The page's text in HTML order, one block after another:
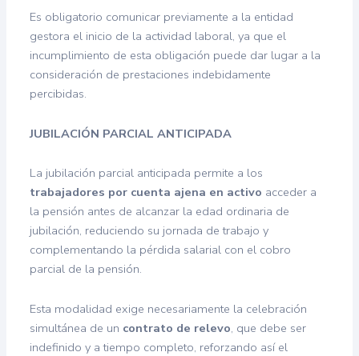
Es obligatorio comunicar previamente a la entidad
gestora el inicio de la actividad laboral, ya que el
incumplimiento de esta obligación puede dar lugar a la
consideración de prestaciones indebidamente
percibidas.
JUBILACIÓN PARCIAL ANTICIPADA
La jubilación parcial anticipada permite a los
trabajadores por cuenta ajena en activo acceder a
la pensión antes de alcanzar la edad ordinaria de
jubilación, reduciendo su jornada de trabajo y
complementando la pérdida salarial con el cobro
parcial de la pensión.
Esta modalidad exige necesariamente la celebración
simultánea de un contrato de relevo, que debe ser
indefinido y a tiempo completo, reforzando así el